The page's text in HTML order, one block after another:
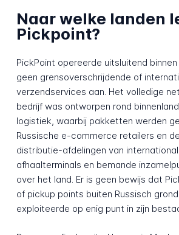
Naar welke landen
Pickpoint?
PickPoint opereerde uitsluitend
geen grensoverschrijdende of
verzendservices aan. Het volledige
bedrijf was ontworpen rond
logistiek, waarbij pakketten werden
Russische e-commerce retailers en
distributie-afdelingen van
afhaalterminals en bemande
over het land. Er is geen bewijs dat
of pickup points buiten Russisch
exploiteerde op enig punt in zijn